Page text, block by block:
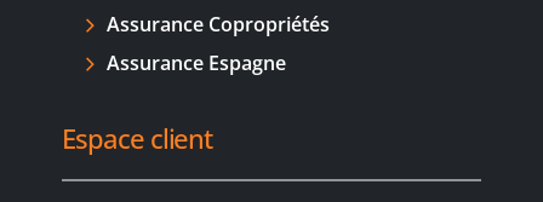
Assurance Copropriétés
Assurance Espagne
Espace client